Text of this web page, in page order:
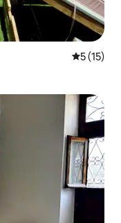
5 (15)